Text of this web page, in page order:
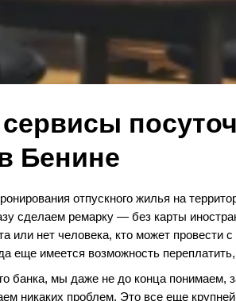
Бенине
отпускного жилья на
сделаем ремарку — без карты
или нет человека, кто может провести
еще имеется возможность
банка, мы даже не до конца понимаем,
никаких проблем. Это все еще